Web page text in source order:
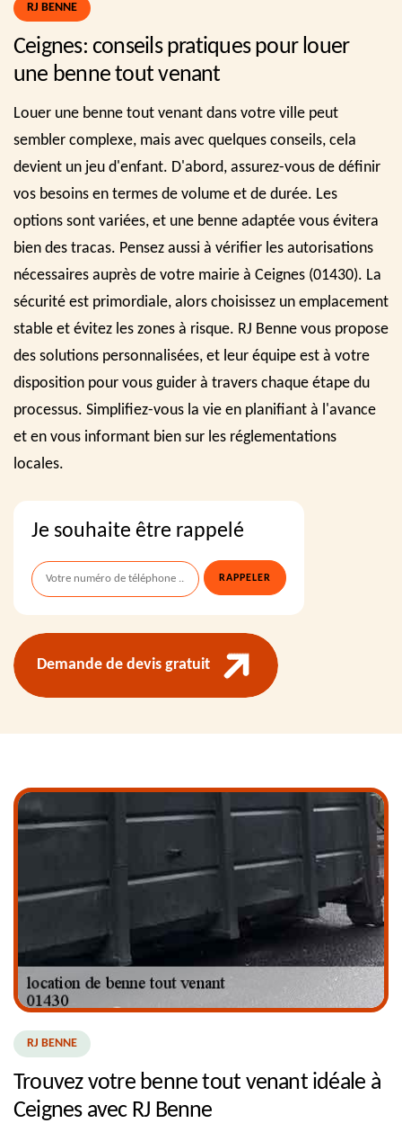
RJ BENNE
Ceignes: conseils pratiques pour louer
une benne tout venant
Louer une benne tout venant dans votre ville peut
sembler complexe, mais avec quelques conseils, cela
devient un jeu d'enfant. D'abord, assurez-vous de définir
vos besoins en termes de volume et de durée. Les
options sont variées, et une benne adaptée vous évitera
bien des tracas. Pensez aussi à vérifier les autorisations
nécessaires auprès de votre mairie à Ceignes (01430). La
sécurité est primordiale, alors choisissez un emplacement
stable et évitez les zones à risque. RJ Benne vous propose
des solutions personnalisées, et leur équipe est à votre
disposition pour vous guider à travers chaque étape du
processus. Simplifiez-vous la vie en planifiant à l'avance
et en vous informant bien sur les réglementations
locales.
Je souhaite être rappelé
Demande de devis gratuit
RJ BENNE
Trouvez votre benne tout venant idéale à
Ceignes avec RJ Benne